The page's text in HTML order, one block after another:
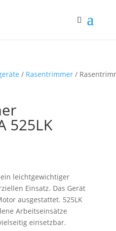
/ Rasentrimmer/
525LK
leichtgewichtiger
Einsatz. Das Gerät
ausgestattet. 525LK
Arbeitseinsätze
einsetzbar.